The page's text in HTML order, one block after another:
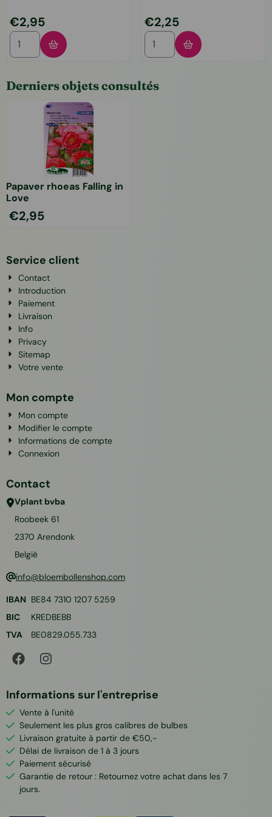
Prix: 2,95
€2,95
Choisir la quantité pour Goudsbloem, enkelmloemig EKO
Prix: 2,25
€2,25
Choisir la quantité pour
Derniers objets consultés
Papaver rhoeas Falling in
Love
€2,95
Service client
Contact
Introduction
Paiement
Livraison
Info
Privacy
Sitemap
Votre vente
Mon compte
Mon compte
Modifier le compte
Informations de compte
Connexion
Contact
Vplant bvba
Roobeek 61
2370 Arendonk
België
info@bloembollenshop.com
IBAN BE84 7310 1207 5259
BIC
KREDBEBB
TVA
BE0829.055.733
Informations sur l'entreprise
Vente à l'unité
Seulement les plus gros calibres de bulbes
Livraison gratuite à partir de €50,-
Délai de livraison de 1 à 3 jours
Paiement sécurisé
Garantie de retour : Retournez votre achat dans les 7
jours.